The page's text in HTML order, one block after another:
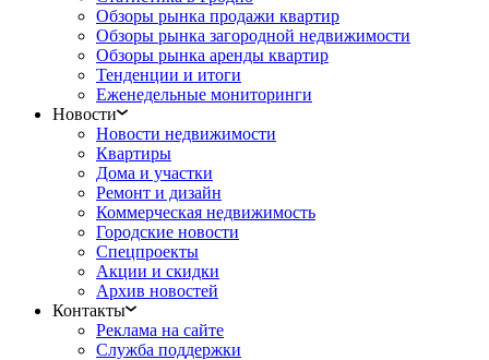
Обзоры рынка продажи квартир
Обзоры рынка загородной недвижимости
Обзоры рынка аренды квартир
Тенденции и итоги
Еженедельные мониторинги
Новости
Новости недвижимости
Квартиры
Дома и участки
Ремонт и дизайн
Коммерческая недвижимость
Городские новости
Спецпроекты
Акции и скидки
Архив новостей
Контакты
Реклама на сайте
Служба поддержки